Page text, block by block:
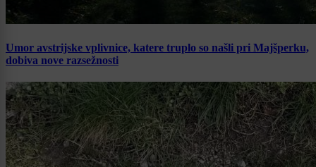
Umor avstrijske vplivnice, katere truplo so našli pri Majšperku,
dobiva nove razsežnosti